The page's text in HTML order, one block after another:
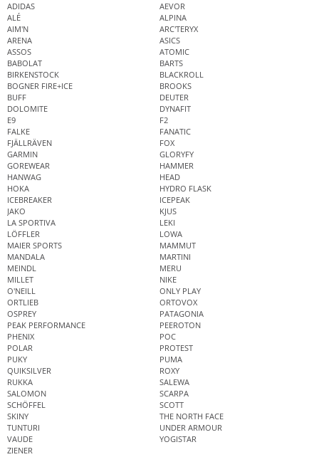
ADIDAS
AEVOR
ALÉ
ALPINA
AIM'N
ARC'TERYX
ARENA
ASICS
ASSOS
ATOMIC
BABOLAT
BARTS
BIRKENSTOCK
BLACKROLL
BOGNER FIRE+ICE
BROOKS
BUFF
DEUTER
DOLOMITE
DYNAFIT
E9
F2
FALKE
FANATIC
FJÄLLRÄVEN
FOX
GARMIN
GLORYFY
GOREWEAR
HAMMER
HANWAG
HEAD
HOKA
HYDRO FLASK
ICEBREAKER
ICEPEAK
JAKO
KJUS
LA SPORTIVA
LEKI
LÖFFLER
LOWA
MAIER SPORTS
MAMMUT
MANDALA
MARTINI
MEINDL
MERU
MILLET
NIKE
O'NEILL
ONLY PLAY
ORTLIEB
ORTOVOX
OSPREY
PATAGONIA
PEAK PERFORMANCE
PEEROTON
PHENIX
POC
POLAR
PROTEST
PUKY
PUMA
QUIKSILVER
ROXY
RUKKA
SALEWA
SALOMON
SCARPA
SCHÖFFEL
SCOTT
SKINY
THE NORTH FACE
TUNTURI
UNDER ARMOUR
VAUDE
YOGISTAR
ZIENER